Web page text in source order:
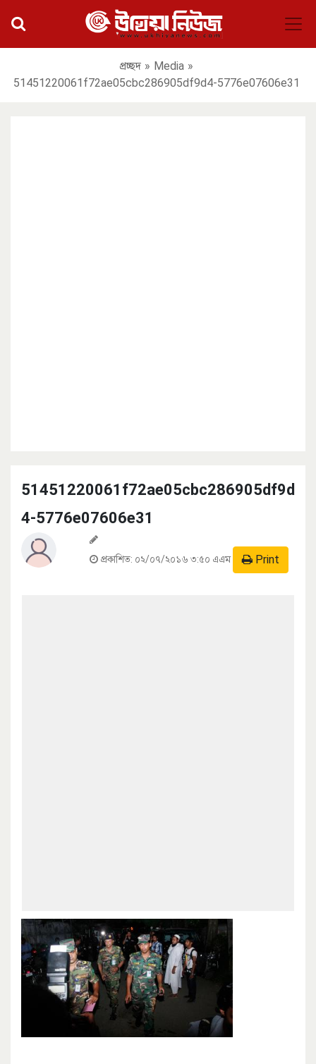
প্রচ্ছদ » Media »
51451220061f72ae05cbc286905df9d4-5776e07606e31
51451220061f72ae05cbc286905df9d
4-5776e07606e31
প্রকাশিত: ০২/০৭/২০১৬ ৩:৫০ এএম Print